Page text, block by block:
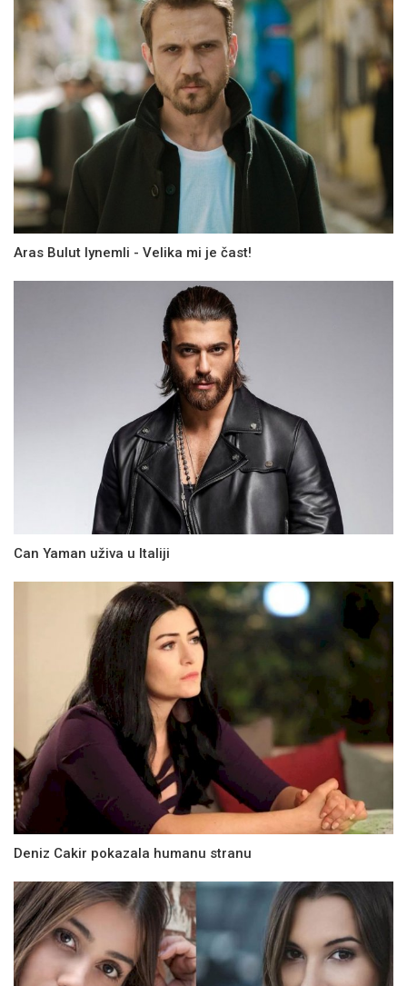
Aras Bulut Iynemli - Velika mi je čast!
Can Yaman uživa u Italiji
Deniz Cakir pokazala humanu stranu